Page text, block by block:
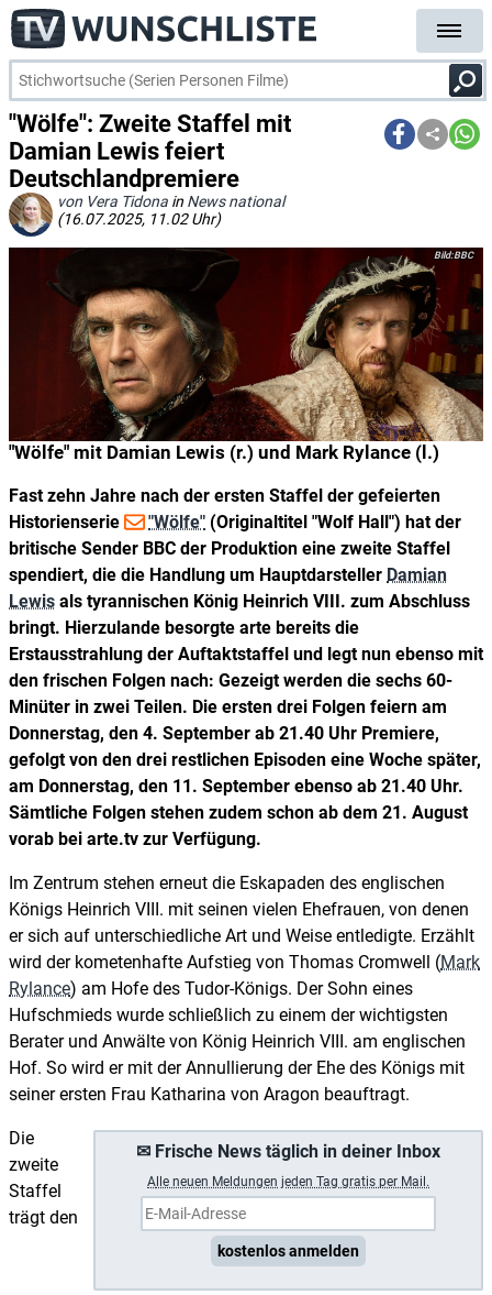
"Wölfe": Zweite Staffel mit
Damian Lewis feiert
Deutschlandpremiere
von Vera Tidona in News national
(16.07.2025, 11.02 Uhr)
"Wölfe" mit Damian Lewis (r.) und Mark Rylance (l.)
BBC
Fast zehn Jahre nach der ersten Staffel der gefeierten
Historienserie
"Wölfe" (Originaltitel "Wolf Hall") hat der
britische Sender BBC der Produktion eine zweite Staffel
spendiert, die die Handlung um Hauptdarsteller Damian
Lewis als tyrannischen König Heinrich VIII. zum Abschluss
bringt. Hierzulande besorgte arte bereits die
Erstausstrahlung der Auftaktstaffel und legt nun ebenso mit
den frischen Folgen nach: Gezeigt werden die sechs 60-
Minüter in zwei Teilen. Die ersten drei Folgen feiern am
Donnerstag, den 4. September ab 21.40 Uhr Premiere,
gefolgt von den drei restlichen Episoden eine Woche später,
am Donnerstag, den 11. September ebenso ab 21.40 Uhr.
Sämtliche Folgen stehen zudem schon ab dem 21. August
vorab bei arte.tv zur Verfügung.
Im Zentrum stehen erneut die Eskapaden des englischen
Königs Heinrich VIII. mit seinen vielen Ehefrauen, von denen
er sich auf unterschiedliche Art und Weise entledigte. Erzählt
wird der kometenhafte Aufstieg von Thomas Cromwell (Mark
Rylance) am Hofe des Tudor-Königs. Der Sohn eines
Hufschmieds wurde schließlich zu einem der wichtigsten
Berater und Anwälte von König Heinrich VIII. am englischen
Hof. So wird er mit der Annullierung der Ehe des Königs mit
seiner ersten Frau Katharina von Aragon beauftragt.
✉ Frische News täglich in deiner Inbox
Alle neuen Meldungen jeden Tag gratis per Mail.
kostenlos anmelden
Die
zweite
Staffel
trägt den